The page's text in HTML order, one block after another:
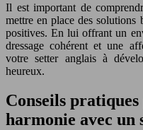
Il est important de
mettre en place des solutions
positives. En lui offrant un
dressage cohérent et une
votre setter anglais à
heureux.
Conseils
harmonie avec un